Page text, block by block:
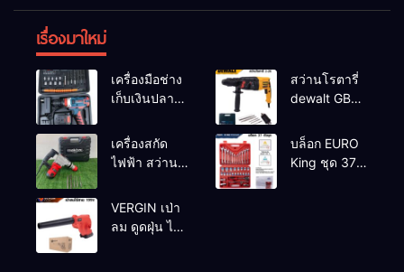
เรื่องมาใหม่
เครื่องมือช่าง
เก็บเงินปลาย
สว่านโรตารี่
dewalt GBH
2-26 DFR ทุ่น
ทองแดงแท้
100%
เครื่องสกัด
ไฟฟ้า สว่าน
MAKTEC รุ่น MT2926A
บล็อก EURO
King ชุด 37
VERGIN เป่า
ลม ดูดฝุ่น ไร้